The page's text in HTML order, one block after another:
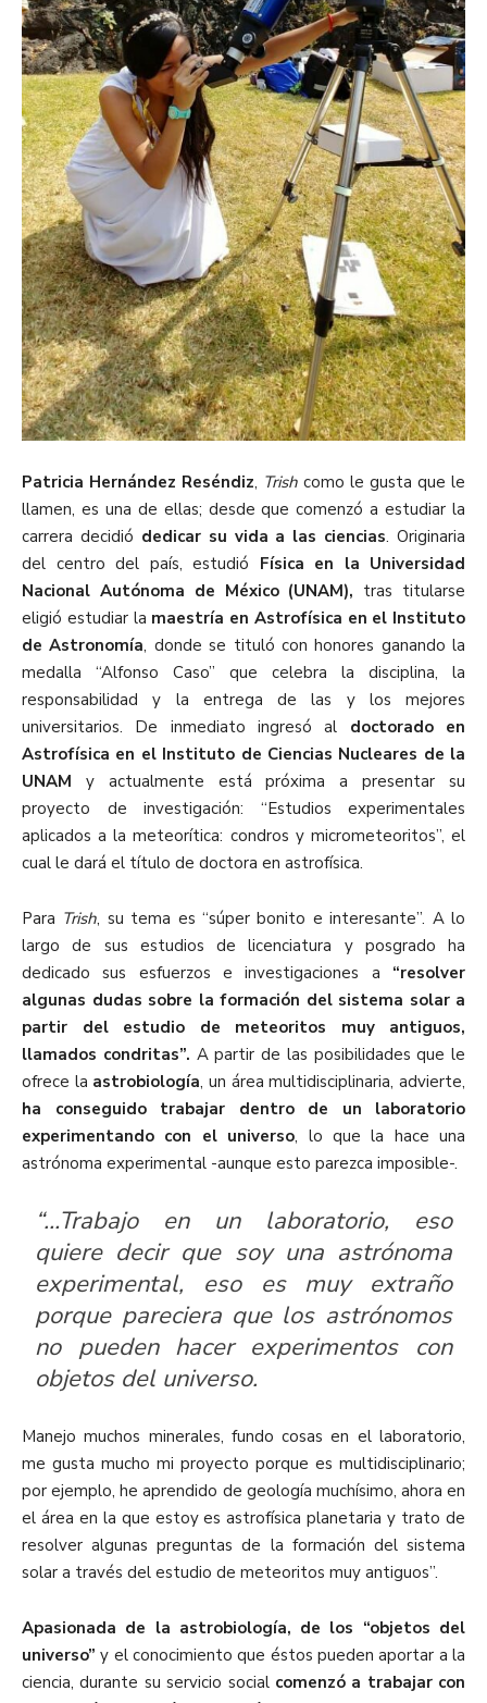
Patricia Hernández Reséndiz, Trish como le gusta que le
llamen, es una de ellas; desde que comenzó a estudiar la
carrera decidió dedicar su vida a las ciencias. Originaria
del centro del país, estudió Física en la Universidad
Nacional Autónoma de México (UNAM), tras titularse
eligió estudiar la maestría en Astrofísica en el Instituto
de Astronomía, donde se tituló con honores ganando la
medalla “Alfonso Caso” que celebra la disciplina, la
responsabilidad y la entrega de las y los mejores
universitarios. De inmediato ingresó al doctorado en
Astrofísica en el Instituto de Ciencias Nucleares de la
UNAM y actualmente está próxima a presentar su
proyecto de investigación: “Estudios experimentales
aplicados a la meteorítica: condros y micrometeoritos”, el
cual le dará el título de doctora en astrofísica.
Para Trish, su tema es “súper bonito e interesante”. A lo
largo de sus estudios de licenciatura y posgrado ha
dedicado sus esfuerzos e investigaciones a “resolver
algunas dudas sobre la formación del sistema solar a
partir del estudio de meteoritos muy antiguos,
llamados condritas”. A partir de las posibilidades que le
ofrece la astrobiología, un área multidisciplinaria, advierte,
ha conseguido trabajar dentro de un laboratorio
experimentando con el universo, lo que la hace una
astrónoma experimental -aunque esto parezca imposible-.
“…Trabajo en un laboratorio, eso
quiere decir que soy una astrónoma
experimental, eso es muy extraño
porque pareciera que los astrónomos
no pueden hacer experimentos con
objetos del universo.
Manejo muchos minerales, fundo cosas en el laboratorio,
me gusta mucho mi proyecto porque es multidisciplinario;
por ejemplo, he aprendido de geología muchísimo, ahora en
el área en la que estoy es astrofísica planetaria y trato de
resolver algunas preguntas de la formación del sistema
solar a través del estudio de meteoritos muy antiguos”.
Apasionada de la astrobiología, de los “objetos del
universo” y el conocimiento que éstos pueden aportar a la
ciencia, durante su servicio social comenzó a trabajar con